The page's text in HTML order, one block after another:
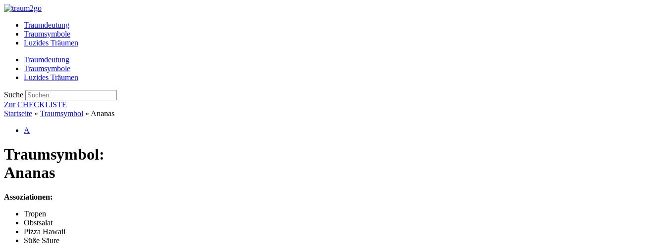
Zum
springenTraumdeutung
Traumsymbole
Luzides Träumen
Traumdeutung
Traumsymbole
Luzides Träumen
Suche
Zur CHECKLISTE
Startseite » Traumsymbol » Ananas
A
Traumsymbol:
Ananas
Assoziationen:
Tropen
Obstsalat
Pizza Hawaii
Süße Säure